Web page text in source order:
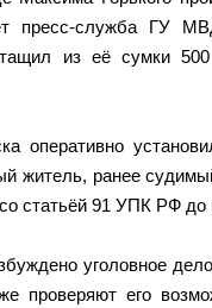
пресс-служба ГУ
из её сумки
оперативно
житель, ранее
статьёй 91 УПК РФ
уголовное
проверяют его